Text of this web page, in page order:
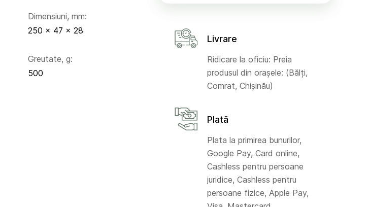
Dimensiuni, mm:
250 x 47 x 28
Greutate, g:
500
Livrare
Ridicare la oficiu: Preia
produsul din orașele: (Bălți,
Comrat, Chișinău)
Plată
Plata la primirea bunurilor,
Google Pay, Card online,
Cashless pentru persoane
juridice, Cashless pentru
persoane fizice, Apple Pay,